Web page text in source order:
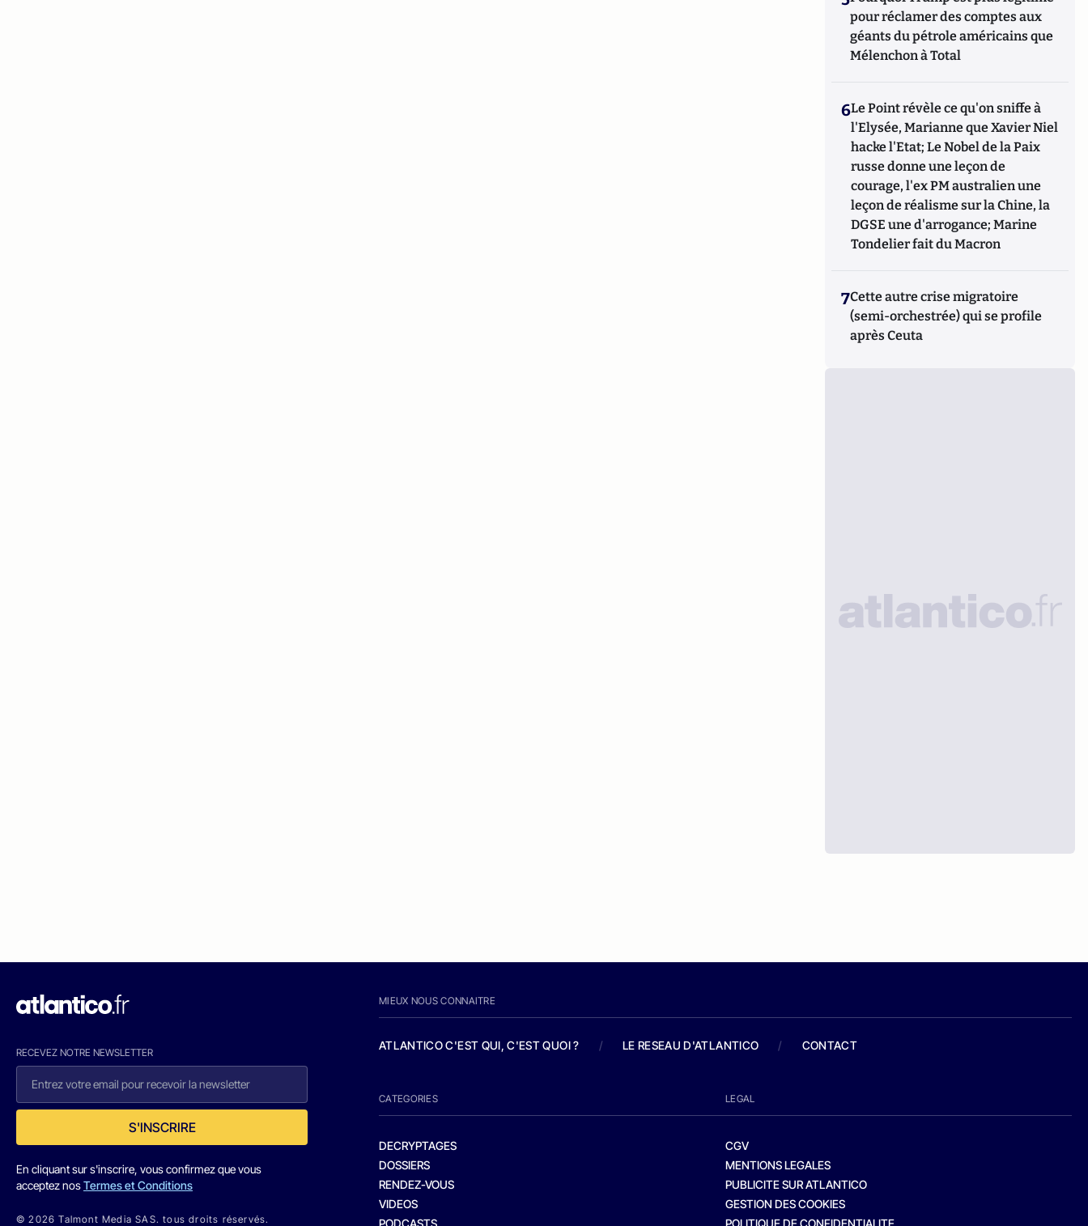
pour réclamer des comptes aux
géants du pétrole américains que
Mélenchon à Total
6Le Point révèle ce qu'on sniffe à
l'Elysée, Marianne que Xavier Niel
hacke l'Etat; Le Nobel de la Paix
russe donne une leçon de
courage, l'ex PM australien une
leçon de réalisme sur la Chine, la
DGSE une d'arrogance; Marine
Tondelier fait du Macron
7Cette autre crise migratoire
(semi-orchestrée) qui se profile
après Ceuta
RECEVEZ NOTRE NEWSLETTER
S'INSCRIRE
En cliquant sur s'inscrire, vous confirmez que vous
acceptez nosTermes et Conditions
© 2026 Talmont Media SAS. tous droits réservés.
MIEUX NOUS CONNAITRE
ATLANTICO C'EST QUI, C'EST QUOI ? / LE RESEAU D'ATLANTICO / CONTACT
CATEGORIES
DECRYPTAGES
DOSSIERS
RENDEZ-VOUS
VIDEOS
PODCASTS
LEGAL
CGV
MENTIONS LEGALES
PUBLICITE SUR ATLANTICO
GESTION DES COOKIES
POLITIQUE DE CONFIDENTIALITE